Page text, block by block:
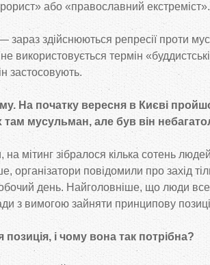
або «православний екстреміст».
здійснюються репресії проти
використовується термін
застосовують.
На початку вересня в Києві
мусульман, але був він
на мітинг зібралося кілька сотень
організатори повідомили про захід
день. Найголовніше, що люди все-
з вимогою зайняти принципову
і чому вона так потрібна?